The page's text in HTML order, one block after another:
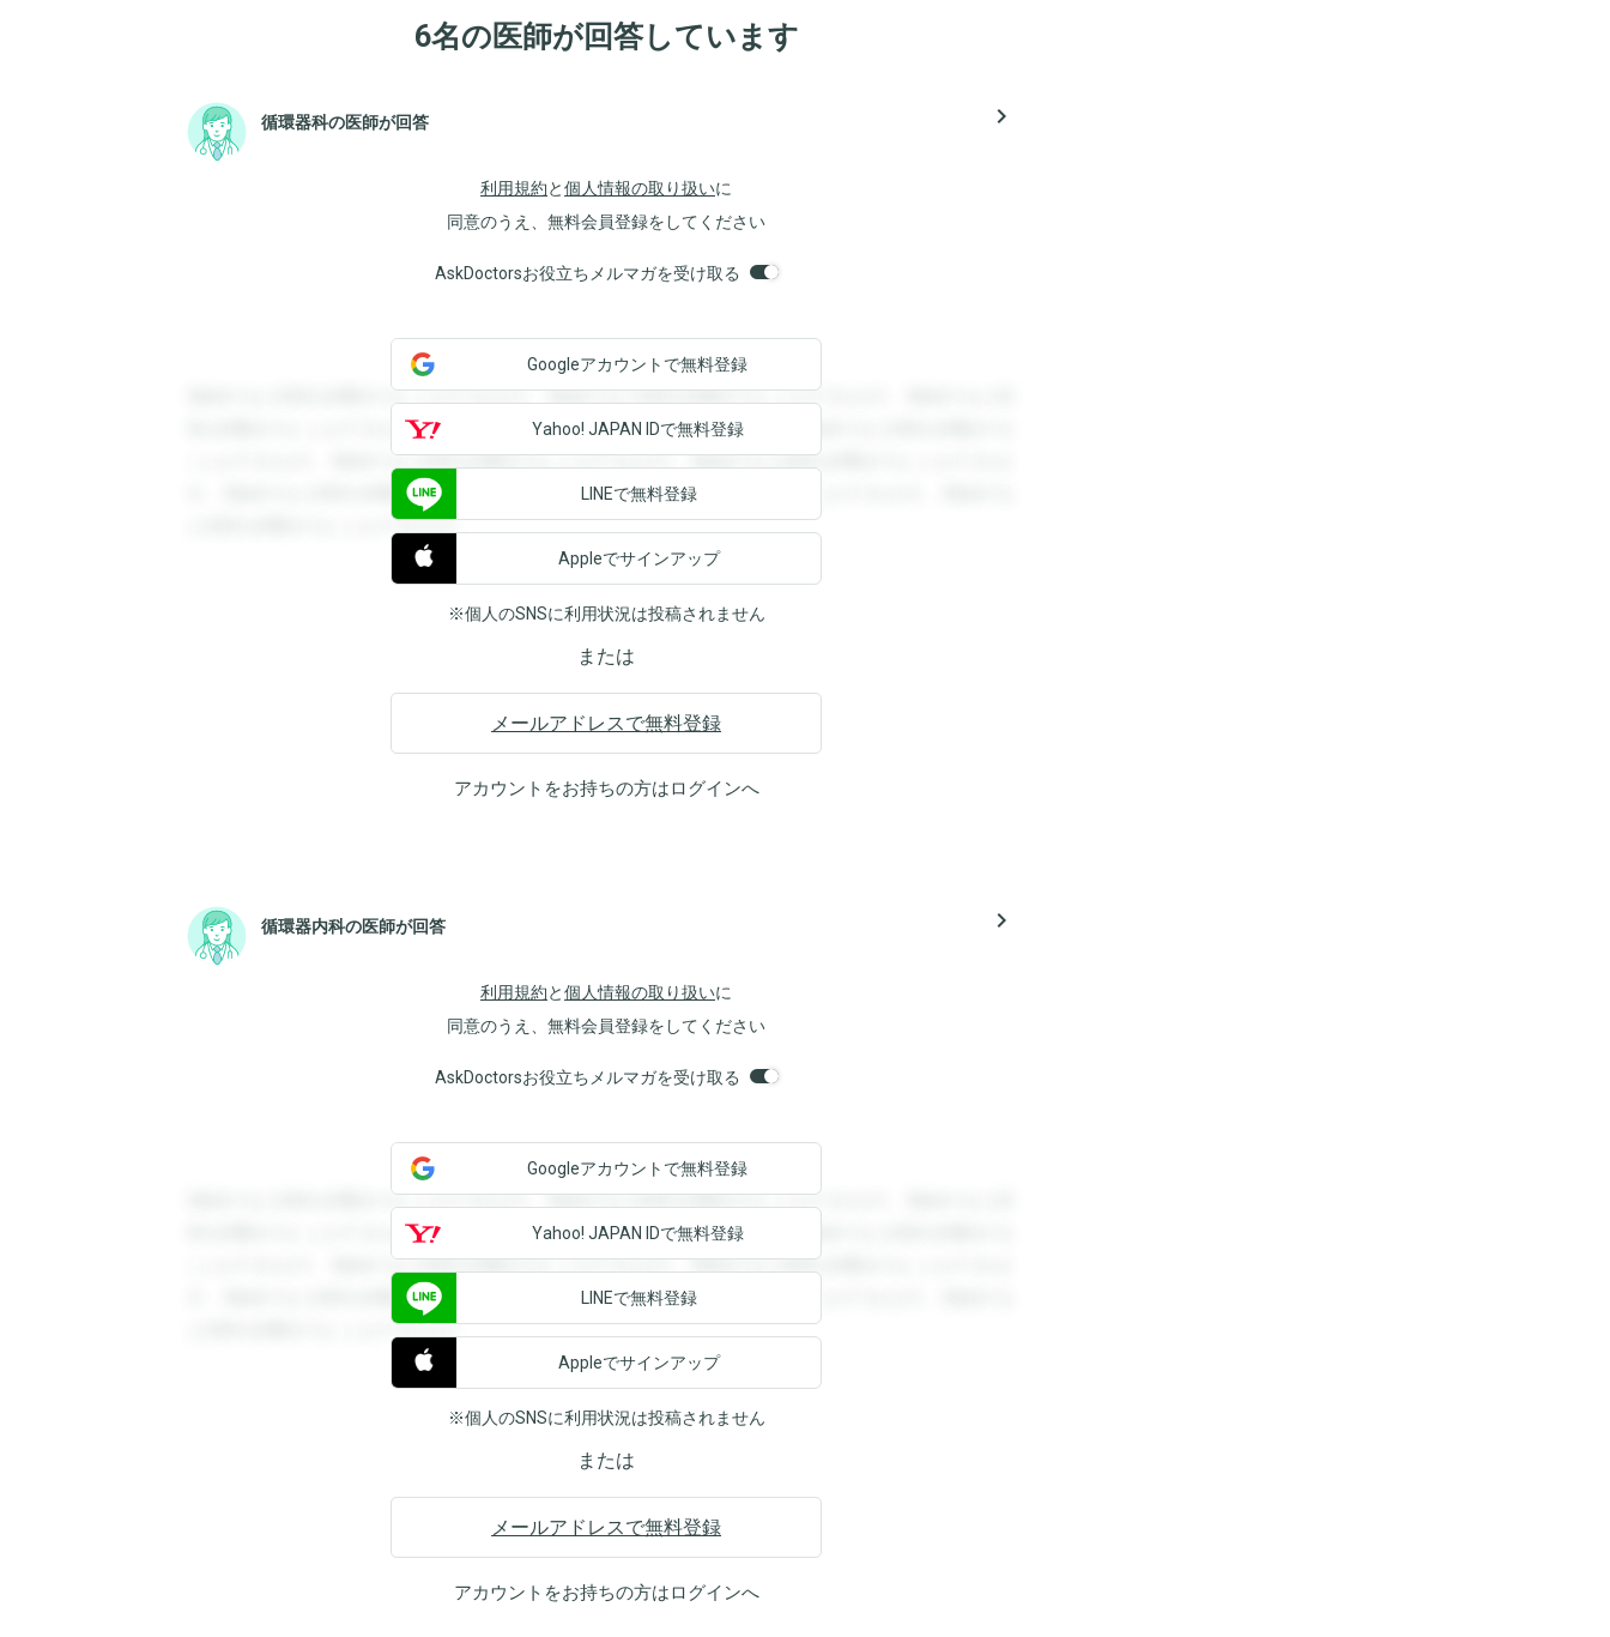
6名の医師が回答しています
循環器科の医師が回答 navigate_next
利用規約と個人情報の取り扱いに
同意のうえ、無料会員登録をしてください
AskDoctorsお役立ちメルマガを受け取る
登録すると回答を閲覧することができます。登録すると回答を閲覧することができます。登録すると回
答を閲覧することができます。登録すると回答を閲覧することができます。登録すると回答を閲覧する
ことができます。登録すると回答を閲覧することができます。登録すると回答を閲覧することができま
す。登録すると回答を閲覧することができます。登録すると回答を閲覧することができます。登録する
と回答を閲覧することができます。
Googleアカウントで無料登録
Yahoo! JAPAN IDで無料登録
LINEで無料登録
Appleでサインアップ
※個人のSNSに利用状況は投稿されません
または
メールアドレスで無料登録
アカウントをお持ちの方はログインへ
循環器内科の医師が回答 navigate_next
利用規約と個人情報の取り扱いに
同意のうえ、無料会員登録をしてください
AskDoctorsお役立ちメルマガを受け取る
登録すると回答を閲覧することができます。登録すると回答を閲覧することができます。登録すると回
答を閲覧することができます。登録すると回答を閲覧することができます。登録すると回答を閲覧する
ことができます。登録すると回答を閲覧することができます。登録すると回答を閲覧することができま
す。登録すると回答を閲覧することができます。登録すると回答を閲覧することができます。登録する
と回答を閲覧することができます。
Googleアカウントで無料登録
Yahoo! JAPAN IDで無料登録
LINEで無料登録
Appleでサインアップ
※個人のSNSに利用状況は投稿されません
または
メールアドレスで無料登録
アカウントをお持ちの方はログインへ